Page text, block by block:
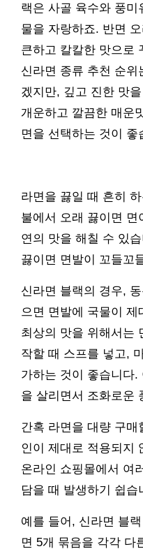
랙은 사골 육수와 풍
물을 자랑하죠. 반면
큰하고 칼칼한 맛으로
신라면 종류 추천 순위
겠지만, 깊고 진한 맛
개운하고 깔끔한 매운
면을 선택하는 것이 좋
라면을 끓일 때 흔히
불에서 오래 끓이면
연의 맛을 해칠 수 있
끓이면 면발이 꼬들꼬
신라면 블랙의 경우,
으면 면발에 국물이
최상의 맛을 위해서는
작할 때 스프를 넣고,
가하는 것이 좋습니다
을 살리면서 조화로운
간혹 라면을 대량 구
인이 제대로 적용되지
온라인 쇼핑몰에서 여
담을 때 발생하기 쉽습
예를 들어, 신라면 블
면 5개 묶음을 각각 다